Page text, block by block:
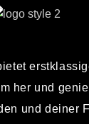
her und
und deiner